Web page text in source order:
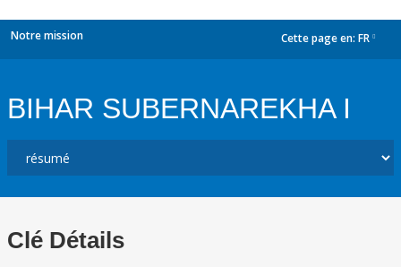
Notre mission Cette page en: FR
BIHAR SUBERNAREKHA I
Clé Détails